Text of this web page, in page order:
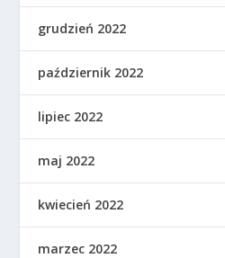
grudzień 2022
październik 2022
lipiec 2022
maj 2022
kwiecień 2022
marzec 2022